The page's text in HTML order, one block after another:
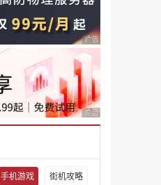
广告 商业广告，理性
广告 商业广告，理性
手机游戏 街机攻略